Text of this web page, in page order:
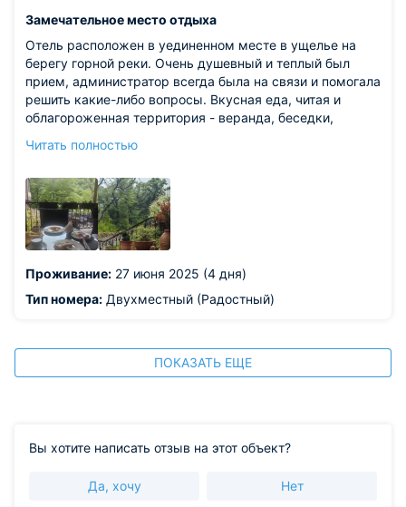
Замечательное место отдыха
Отель расположен в уединенном месте в ущелье на
берегу горной реки. Очень душевный и теплый был
прием, администратор всегда была на связи и помогала
решить какие-либо вопросы. Вкусная еда, читая и
облагороженная территория - веранда, беседки,
отеля.
первой этаже - вроде минусы, но мне они больше
показались плюсами, без связи удалось полностью
отключиться и отдохнуть от суеты.
Читать полностью
Проживание: 27 июня 2025 (4 дня)
Тип номера: Двухместный (Радостный)
ПОКАЗАТЬ ЕЩЕ
Вы хотите написать отзыв на этот объект?
Да, хочу Нет